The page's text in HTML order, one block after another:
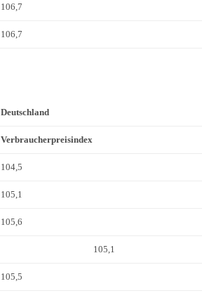
106,7
106,7
Deutschland
Verbraucherpreisindex
104,5
105,1
105,6
105,1
105,5